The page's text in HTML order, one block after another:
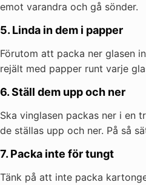
emot varandra och gå sönder.
5. Linda in dem i papper
Förutom att packa ner glasen
rejält med papper runt varje
6. Ställ dem upp och ner
Ska vinglasen packas ner i en
de ställas upp och ner. På så
7. Packa inte för tungt
Tänk på att inte packa